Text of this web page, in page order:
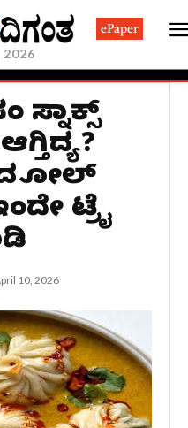
ePaper
ಸ್ನಾಕ್ಸ್
ಜೋಲ್
ಟ್ರೈ
10, 2026